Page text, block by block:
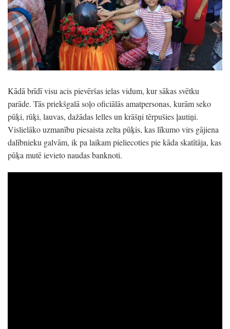
Kādā brīdī visu acis pievēršas ielas vidum, kur sākas svētku
parāde. Tās priekšgalā soļo oficiālās amatpersonas, kurām seko
pūķi, rūķi, lauvas, dažādas lelles un krāšņi tērpušies ļautiņi.
Vislielāko uzmanību piesaista zelta pūķis, kas līkumo virs gājiena
dalībnieku galvām, ik pa laikam pieliecoties pie kāda skatītāja, kas
pūķa mutē ievieto naudas banknoti.